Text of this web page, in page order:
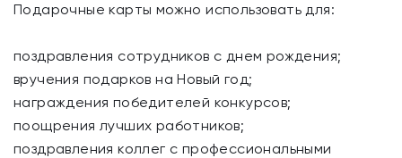
Подарочные карты можно использовать для:
поздравления сотрудников с днем рождения;
вручения подарков на Новый год;
награждения победителей конкурсов;
поощрения лучших работников;
поздравления коллег с профессиональными